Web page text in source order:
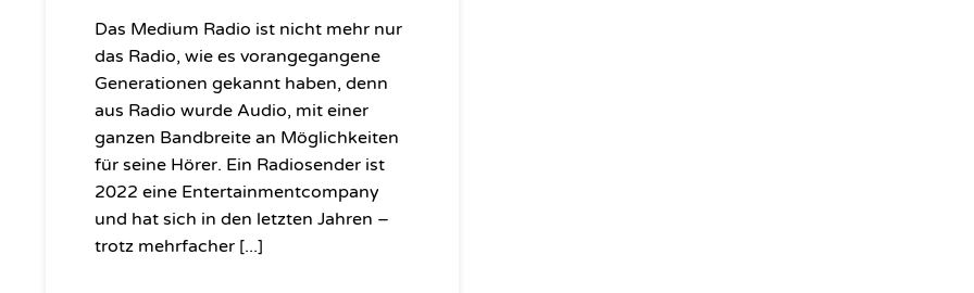
Das Medium Radio ist nicht mehr nur
das Radio, wie es vorangegangene
Generationen gekannt haben, denn
aus Radio wurde Audio, mit einer
ganzen Bandbreite an Möglichkeiten
für seine Hörer. Ein Radiosender ist
2022 eine Entertainmentcompany
und hat sich in den letzten Jahren –
trotz mehrfacher [...]